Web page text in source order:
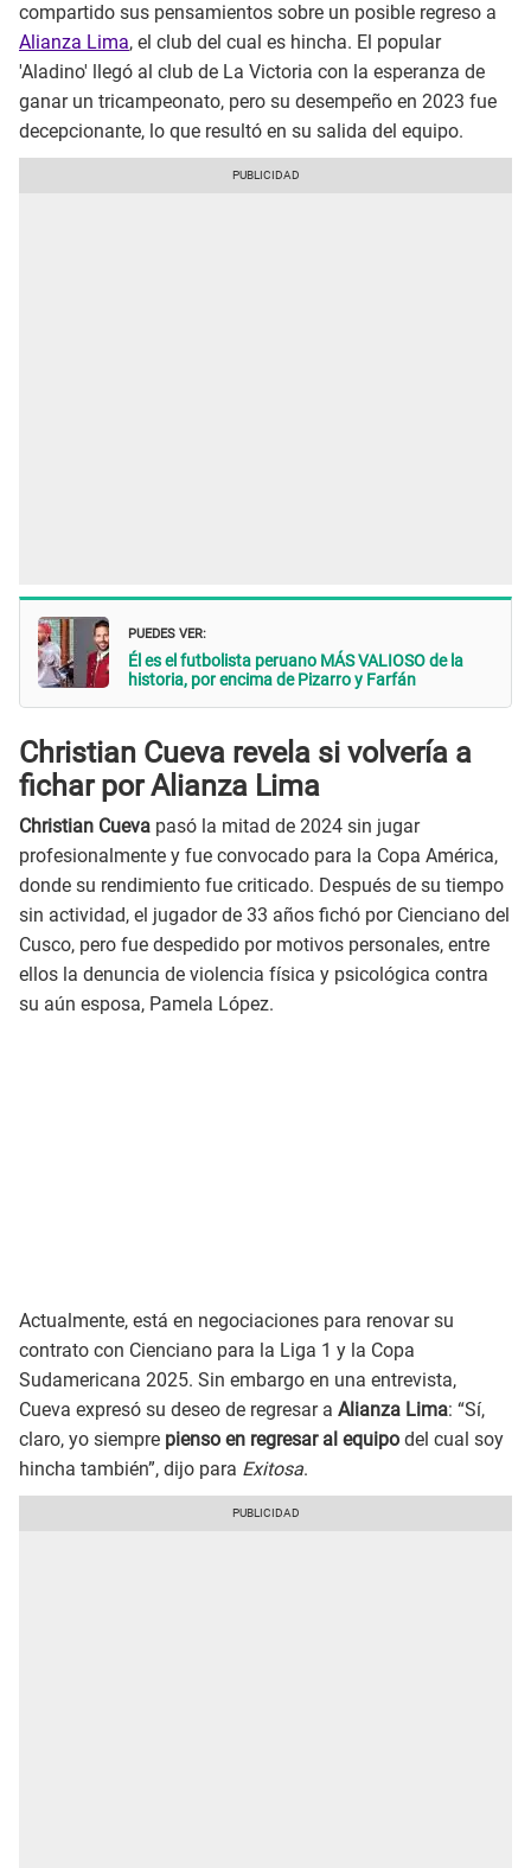
compartido sus pensamientos sobre un posible regreso a
Alianza Lima, el club del cual es hincha. El popular
'Aladino' llegó al club de La Victoria con la esperanza de
ganar un tricampeonato, pero su desempeño en 2023 fue
decepcionante, lo que resultó en su salida del equipo.
PUEDES VER:
Él es el futbolista peruano MÁS VALIOSO de la
historia, por encima de Pizarro y Farfán
Christian Cueva revela si volvería a
fichar por Alianza Lima
Christian Cueva pasó la mitad de 2024 sin jugar
profesionalmente y fue convocado para la Copa América,
donde su rendimiento fue criticado. Después de su tiempo
sin actividad, el jugador de 33 años fichó por Cienciano del
Cusco, pero fue despedido por motivos personales, entre
ellos la denuncia de violencia física y psicológica contra
su aún esposa, Pamela López.
Actualmente, está en negociaciones para renovar su
contrato con Cienciano para la Liga 1 y la Copa
Sudamericana 2025. Sin embargo en una entrevista,
Cueva expresó su deseo de regresar a Alianza Lima: “Sí,
claro, yo siempre pienso en regresar al equipo del cual soy
hincha también”, dijo para Exitosa.